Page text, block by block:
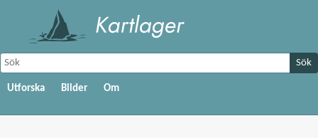
Sök
Utforska Bilder Om